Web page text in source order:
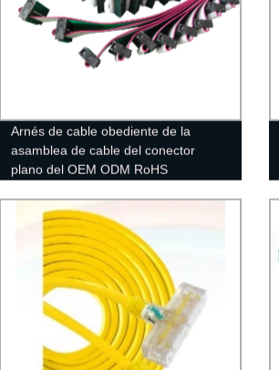
Arnés de cable obediente de la
asamblea de cable del conector
plano del OEM ODM RoHS